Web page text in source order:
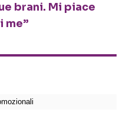
brani. Mi piace
me”